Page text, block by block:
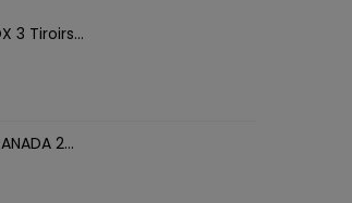
3 Tiroirs...
2...